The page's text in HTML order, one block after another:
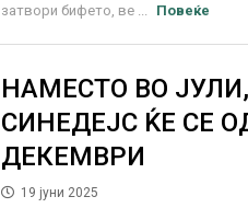
затвори бифето, ве ...
Повеќе
НАМЕСТО ВО
СИНЕДЕЈС ЌЕ СЕ
ДЕКЕМВРИ
19 јуни 2025